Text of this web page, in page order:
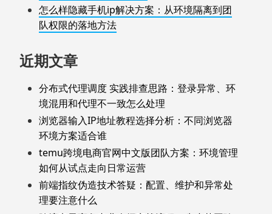
怎么样隐藏手机ip解决方案：从环境隔离到团
队权限的落地方法
近期文章
分布式代理调度 实践排查思路：登录异常、环
境混用和代理不一致怎么处理
浏览器输入IP地址教程选择分析：不同浏览器
环境方案适合谁
temu跨境电商官网中文版团队方案：环境管理
如何从试点走向日常运营
前端指纹伪造技术答疑：配置、维护和异常处
理要注意什么